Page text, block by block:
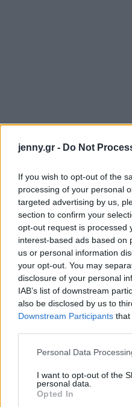
jenny.gr - Do Not
If you wish to opt-out of the
processing of your personal
targeted advertising by us,
section to confirm your
opt-out request is processed
interest-based ads based on
us or personal information
your opt-out. You may
disclosure of your personal
IAB’s list of downstream
also be disclosed by us to
Downstream Participants that
Please note that this
not limited to your visit or
grant or deny consent to
use your data for below
Personal Data
I want to opt-out of the
personal data.
Opted In